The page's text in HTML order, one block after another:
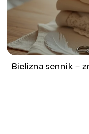
Bielizna sennik –